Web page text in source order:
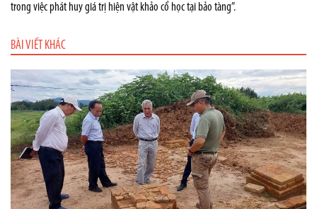
trong việc phát huy giá trị hiện vật khảo cổ học tại bảo tàng”.
BÀI VIẾT KHÁC